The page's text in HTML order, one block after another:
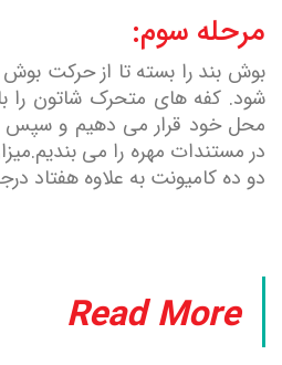
مرحله سوم:
بوش بند را بسته تا از حرکت
شود. کفه های متحرک شاتون را با
محل خود قرار می دهیم و سپس
در مستندات مهره را می
دو ده کامیونت به علاوه هفتاد
Read More